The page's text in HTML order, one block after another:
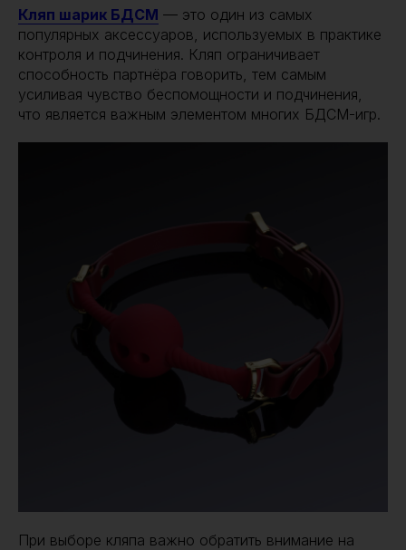
Кляп шарик БДСМ — это один из самых
популярных аксессуаров, используемых в практике
контроля и подчинения. Кляп ограничивает
способность партнёра говорить, тем самым
усиливая чувство беспомощности и подчинения,
что является важным элементом многих БДСМ-игр.
При выборе кляпа важно обратить внимание на